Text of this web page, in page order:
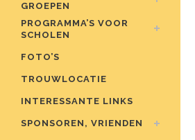
GROEPEN
PROGRAMMA’S VOOR
SCHOLEN
FOTO’S
TROUWLOCATIE
INTERESSANTE LINKS
SPONSOREN, VRIENDEN